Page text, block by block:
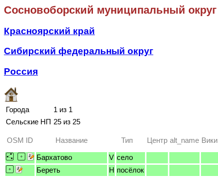
Сосновоборский муниципальный округ
Красноярский край
Сибирский федеральный округ
Россия
Города
1 из 1
Сельские НП 25 из 25
OSM ID Название Тип Центр alt_name Вики
Бархатово V село
Береть
H посёлок